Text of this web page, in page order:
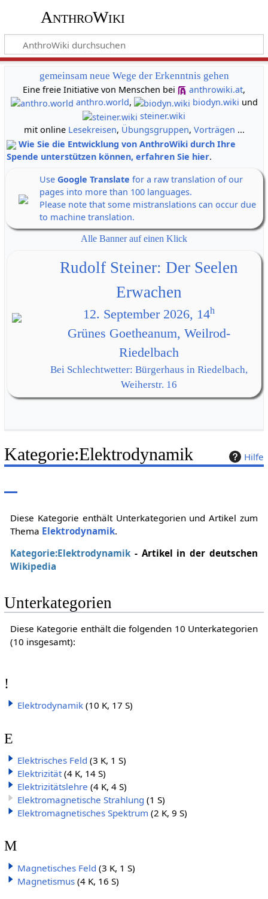
AnthroWiki
gemeinsam neue Wege der Erkenntnis gehen
Eine freie Initiative von Menschen bei
anthrowiki.at,
anthro.world, biodyn.wiki und
steiner.wiki
mit online Lesekreisen, Übungsgruppen, Vorträgen ...
Wie Sie die Entwicklung von AnthroWiki durch Ihre
Spende unterstützen können, erfahren Sie hier.
Use Google Translate for a raw translation of our
pages into more than 100 languages.
Please note that some mistranslations can occur due
to machine translation.
Alle Banner auf einen Klick
Rudolf Steiner: Der Seelen
Erwachen
12. September 2026, 14h
Grünes Goetheanum, Weilrod-
Riedelbach
Bei Schlechtwetter: Bürgerhaus in Riedelbach,
Weiherstr. 16
Hilfe
Kategorie:Elektrodynamik
Diese Kategorie enthält Unterkategorien und Artikel zum
Thema Elektrodynamik.
Kategorie:Elektrodynamik- Artikel in der deutschen
Wikipedia
Unterkategorien
Diese Kategorie enthält die folgenden 10 Unterkategorien
(10 insgesamt):
!
Elektrodynamik (10 K, 17 S)
E
Elektrisches Feld (3 K, 1 S)
Elektrizität (4 K, 14 S)
Elektrizitätslehre (4 K, 4 S)
Elektromagnetische Strahlung (1 S)
Elektromagnetisches Spektrum (2 K, 9 S)
M
Magnetisches Feld (3 K, 1 S)
Magnetismus (4 K, 16 S)